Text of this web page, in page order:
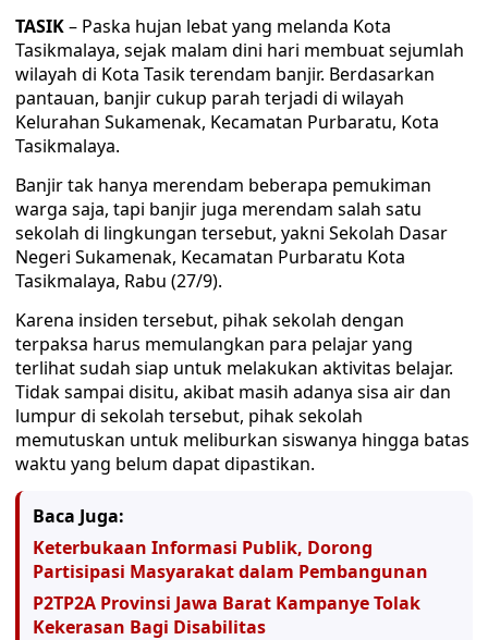
TASIK– Paska hujan lebat yang melanda Kota
Tasikmalaya, sejak malam dini hari membuat sejumlah
wilayah di Kota Tasik terendam banjir. Berdasarkan
pantauan, banjir cukup parah terjadi di wilayah
Kelurahan Sukamenak, Kecamatan Purbaratu, Kota
Tasikmalaya.
Banjir tak hanya merendam beberapa pemukiman
warga saja, tapi banjir juga merendam salah satu
sekolah di lingkungan tersebut, yakni Sekolah Dasar
Negeri Sukamenak, Kecamatan Purbaratu Kota
Tasikmalaya, Rabu (27/9).
Karena insiden tersebut, pihak sekolah dengan
terpaksa harus memulangkan para pelajar yang
terlihat sudah siap untuk melakukan aktivitas belajar.
Tidak sampai disitu, akibat masih adanya sisa air dan
lumpur di sekolah tersebut, pihak sekolah
memutuskan untuk meliburkan siswanya hingga batas
waktu yang belum dapat dipastikan.
Baca Juga:
Keterbukaan Informasi Publik, Dorong
Partisipasi Masyarakat dalam Pembangunan
P2TP2A Provinsi Jawa Barat Kampanye Tolak
Kekerasan Bagi Disabilitas